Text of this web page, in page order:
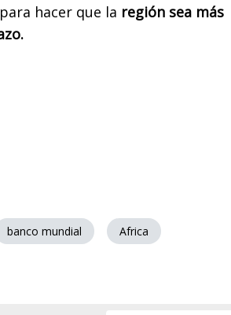
hacer que la región sea más
banco mundial Africa